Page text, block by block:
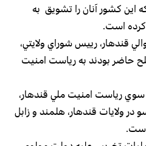
اين كشور آنان را تشويق به
كرده است.
قندهار، رييس شوراي ولايتي،
حاضر بودند به رياست امنيت
سوي رياست امنيت ملي قندهار،
در ولايات قندهار، هلمند و زابل